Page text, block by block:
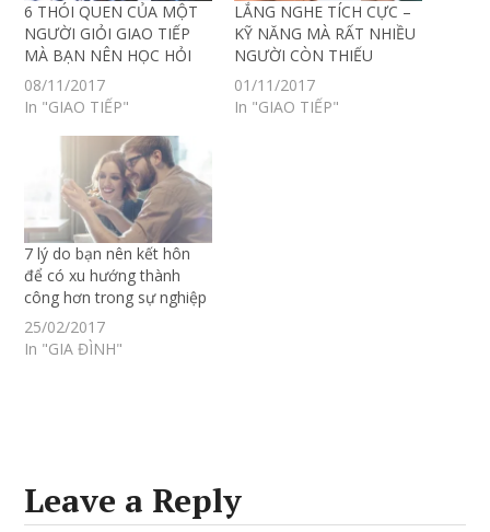
6 THÓI QUEN CỦA MỘT
NGƯỜI GIỎI GIAO TIẾP
MÀ BẠN NÊN HỌC HỎI
08/11/2017
In "GIAO TIẾP"
LẮNG NGHE TÍCH CỰC –
KỸ NĂNG MÀ RẤT NHIỀU
NGƯỜI CÒN THIẾU
01/11/2017
In "GIAO TIẾP"
7 lý do bạn nên kết hôn
để có xu hướng thành
công hơn trong sự nghiệp
25/02/2017
In "GIA ĐÌNH"
Leave a Reply